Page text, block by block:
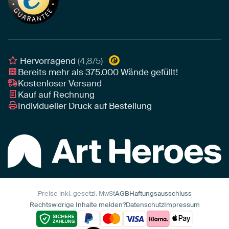
Leinwand
Leinwand für draußen
Tipps von unseren Botschaftern
Individuelle Einrichtungsberatung
Botschafter
Awards und Preise
Art Heroes App
Hervorragend(4,8/5)
Bereits mehr als375.000Wände gefüllt!
Kostenloser Versand
Kauf auf Rechnung
Individueller Druck auf Bestellung
Preise inkl. gesetzl. MwStAGBHaftungsausschluss
Rechtswidrige Inhalte melden?DatenschutzImpressum